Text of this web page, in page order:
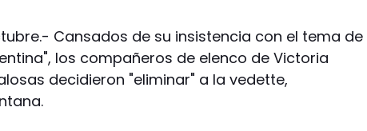
Cansados de su insistencia con el tema de
los compañeros de elenco de Victoria
decidieron "eliminar" a la vedette,